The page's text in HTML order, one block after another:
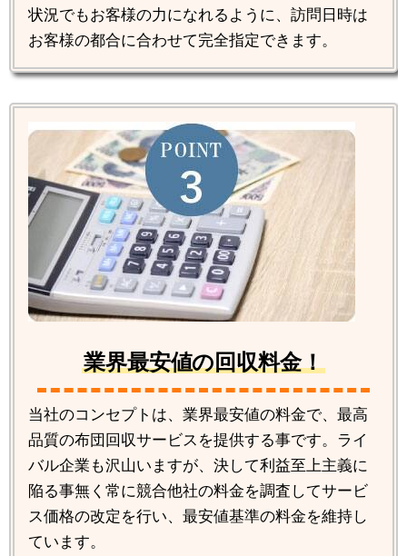
状況でもお客様の力になれるように、訪問日時は
お客様の都合に合わせて完全指定できます。
業界最安値の回収料金！
当社のコンセプトは、業界最安値の料金で、最高
品質の布団回収サービスを提供する事です。ライ
バル企業も沢山いますが、決して利益至上主義に
陥る事無く常に競合他社の料金を調査してサービ
ス価格の改定を行い、最安値基準の料金を維持し
ています。